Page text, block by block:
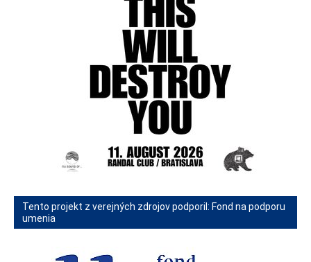
Tento projekt z verejných zdrojov podporil: Fond na podporu
umenia